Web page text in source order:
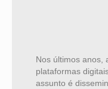
Nos últimos anos,
plataformas
assunto é